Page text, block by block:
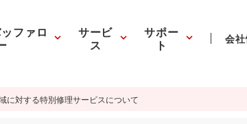
ファロ サービ
ス
サポー
ト 会
に対する特別修理サービスについて